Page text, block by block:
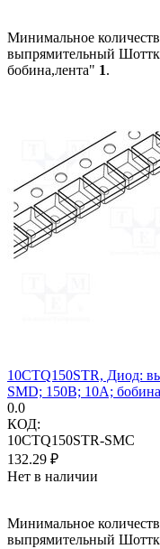
Минимальное
выпрямительный
бобина,лента" 1.
10CTQ150STR, Диод:
SMD; 150В; 10А;
0.0
КОД:
10CTQ150STR-SMC
132.29 ₽
Нет в наличии
Минимальное
выпрямительный